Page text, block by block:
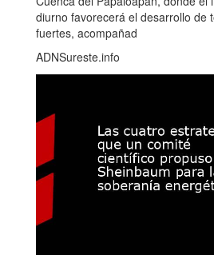
diurno favorecerá el desarrollo de
fuertes, acompañad
ADNSureste.info